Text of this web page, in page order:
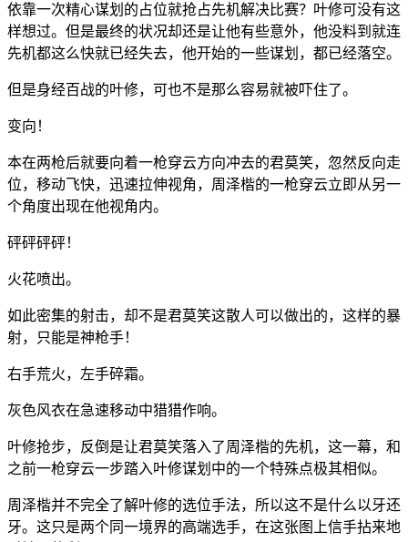
依靠一次精心谋划的占位就抢占先机解决比赛？叶修可没有这
样想过。但是最终的状况却还是让他有些意外，他没料到就连
先机都这么快就已经失去，他开始的一些谋划，都已经落空。
但是身经百战的叶修，可也不是那么容易就被吓住了。
变向！
本在两枪后就要向着一枪穿云方向冲去的君莫笑，忽然反向走
位，移动飞快，迅速拉伸视角，周泽楷的一枪穿云立即从另一
个角度出现在他视角内。
砰砰砰砰！
火花喷出。
如此密集的射击，却不是君莫笑这散人可以做出的，这样的暴
射，只能是神枪手！
右手荒火，左手碎霜。
灰色风衣在急速移动中猎猎作响。
叶修抢步，反倒是让君莫笑落入了周泽楷的先机，这一幕，和
之前一枪穿云一步踏入叶修谋划中的一个特殊点极其相似。
周泽楷并不完全了解叶修的选位手法，所以这不是什么以牙还
牙。这只是两个同一境界的高端选手，在这张图上信手拈来地